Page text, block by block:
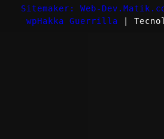
Sitemaker: Web-
wpHakka Guerrilla |